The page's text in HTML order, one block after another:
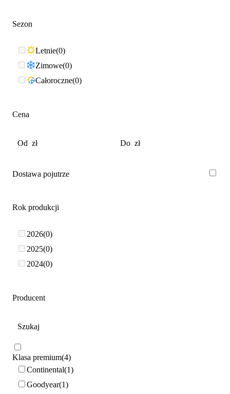
Sezon
Letnie 0
Zimowe 0
Całoroczne 0
Cena
Dostawa pojutrze
Rok produkcji
2026 0
2025 0
2024 0
Producent
Klasa premium 4
Continental 1
Goodyear 1